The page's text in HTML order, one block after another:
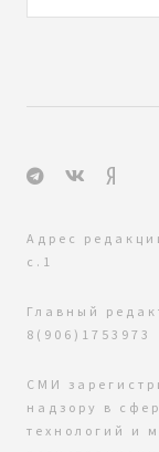
Адрес
с.1
Главный
8(906)1753973
СМИ
надзору в
технологий и